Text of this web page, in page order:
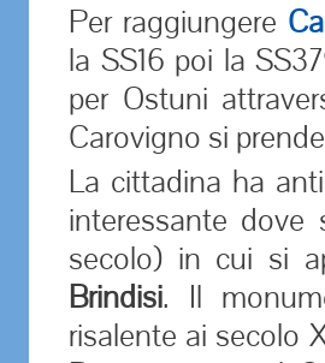
Per raggiungere
la SS16 poi la
per Ostuni
Carovigno si
La cittadina ha
interessante dove
secolo) in cui si
Brindisi. Il
risalente ai secolo